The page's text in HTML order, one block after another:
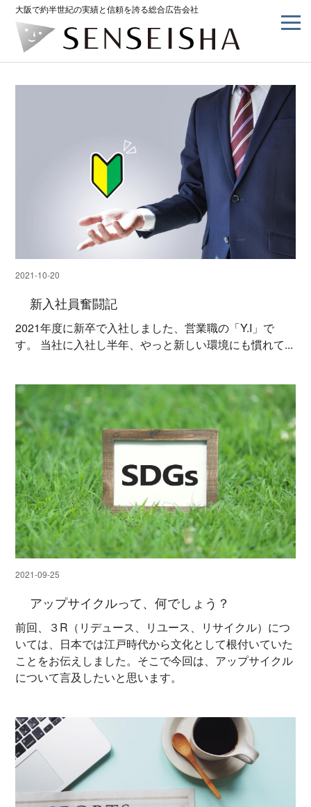
大阪で約半世紀の実績と信頼を誇る総合広告会社
2021-10-20
新入社員奮闘記
2021年度に新卒で入社しました、営業職の「Y.I」で
す。 当社に入社し半年、やっと新しい環境にも慣れて...
2021-09-25
アップサイクルって、何でしょう？
前回、３R（リデュース、リユース、リサイクル）につ
いては、日本では江戸時代から文化として根付いていた
ことをお伝えしました。そこで今回は、アップサイクル
について言及したいと思います。